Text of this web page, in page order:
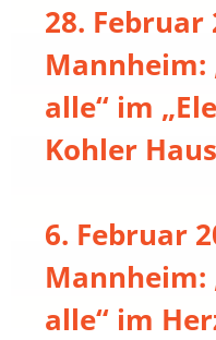
28. Februar
alle“ im
Kohler
6. Februar
alle“ im